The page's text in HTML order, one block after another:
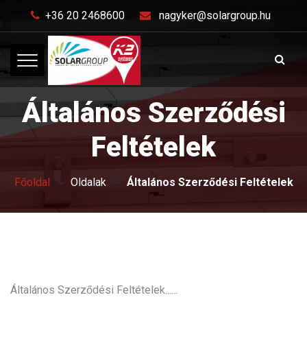
+36 20 2468600 nagyker@solargroup.hu
Általános Szerződési
Feltételek
Főoldal Oldalak Általános Szerződési Feltételek
Általános Szerződési Feltételek......